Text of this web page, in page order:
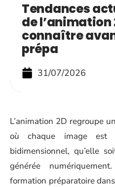
Tendances
de l’animation
connaître
prépa
31/07/2026
L’animation 2D regroupe
où chaque image
bidimensionnel, qu’elle
générée
formation préparatoire